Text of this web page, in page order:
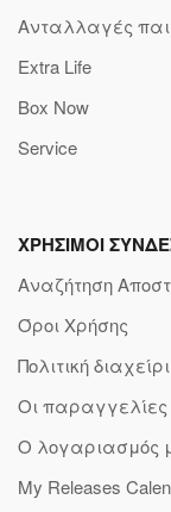
Ανταλλαγές
Extra Life
Box Now
Service
ΧΡΗΣΙΜΟΙ
Αναζήτηση
Όροι Χρήσης
Πολιτική
Οι παραγγελίες
Ο λογαριασμός
My Releases